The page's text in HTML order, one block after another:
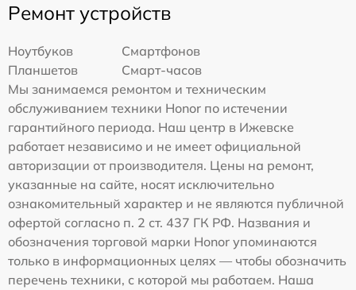
Ремонт устройств
Ноутбуков
Смартфонов
Планшетов
Смарт-часов
Мы занимаемся ремонтом и техническим
обслуживанием техники Honor по истечении
гарантийного периода. Наш центр в Ижевске
работает независимо и не имеет официальной
авторизации от производителя. Цены на ремонт,
указанные на сайте, носят исключительно
ознакомительный характер и не являются публичной
офертой согласно п. 2 ст. 437 ГК РФ. Названия и
обозначения торговой марки Honor упоминаются
только в информационных целях — чтобы обозначить
перечень техники, с которой мы работаем. Наша